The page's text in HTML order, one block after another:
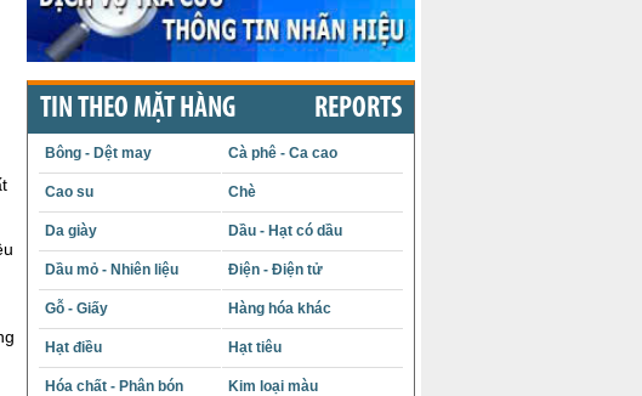
TIN THEO MẶT HÀNG REPORTS
Bông - Dệt may Cà phê - Ca cao
Cao su Chè
Da giày Dầu - Hạt có dầu
Dầu mỏ - Nhiên liệu Điện - Điện tử
Gỗ - Giấy Hàng hóa khác
Hạt điều Hạt tiêu
Hóa chất - Phân bón Kim loại màu